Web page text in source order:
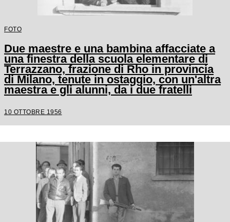
FOTO
Due maestre e una bambina affacciate a
una finestra della scuola elementare di
Terrazzano, frazione di Rho in provincia
di Milano, tenute in ostaggio, con un'altra
maestra e gli alunni, da i due fratelli
Santato
10 OTTOBRE 1956